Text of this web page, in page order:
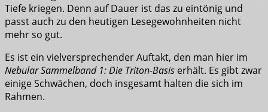
Tiefe kriegen. Denn auf Dauer ist das zu eintönig und
passt auch zu den heutigen Lesegewohnheiten nicht
mehr so gut.
Es ist ein vielversprechender Auftakt, den man hier im
Nebular Sammelband 1: Die Triton-Basis erhält. Es gibt zwar
einige Schwächen, doch insgesamt halten die sich im
Rahmen.